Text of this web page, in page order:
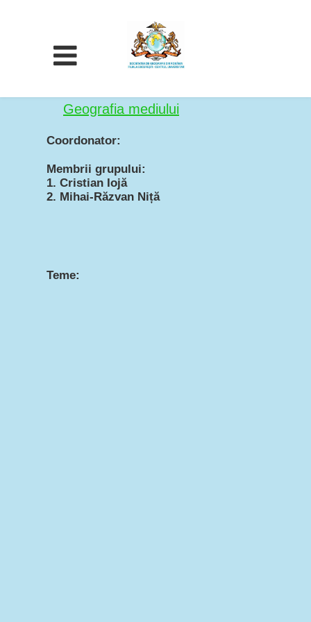
Teme:
Membrii grupului:
1. Cristian Iojă
2. Mihai-Răzvan Niță
Coordonator:
Geografia mediului